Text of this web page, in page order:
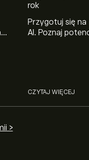
rok
Przygotuj się
AI. Poznaj
CZYTAJ WIĘCEJ
>